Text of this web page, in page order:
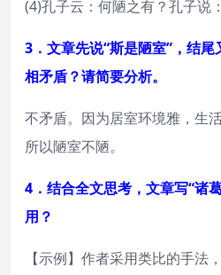
(4)孔子云：何陋之有？孔子说
3．文章先说“斯是陋室”，结尾
相矛盾？请简要分析。
不矛盾。因为居室环境雅，生
所以陋室不陋。
4．结合全文思考，文章写“诸
用？
【示例】作者采用类比的手法